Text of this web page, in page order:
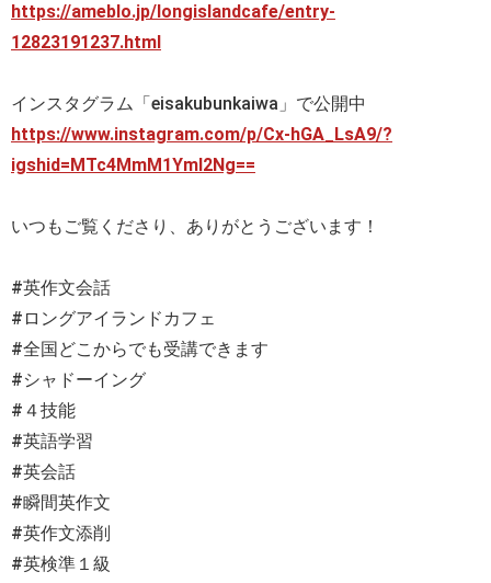
https://ameblo.jp/longislandcafe/entry-
12823191237.html
インスタグラム「eisakubunkaiwa」で公開中
https://www.instagram.com/p/Cx-hGA_LsA9/?
igshid=MTc4MmM1YmI2Ng==
いつもご覧くださり、ありがとうございます！
#英作文会話
#ロングアイランドカフェ
#全国どこからでも受講できます
#シャドーイング
#４技能
#英語学習
#英会話
#瞬間英作文
#英作文添削
#英検準１級